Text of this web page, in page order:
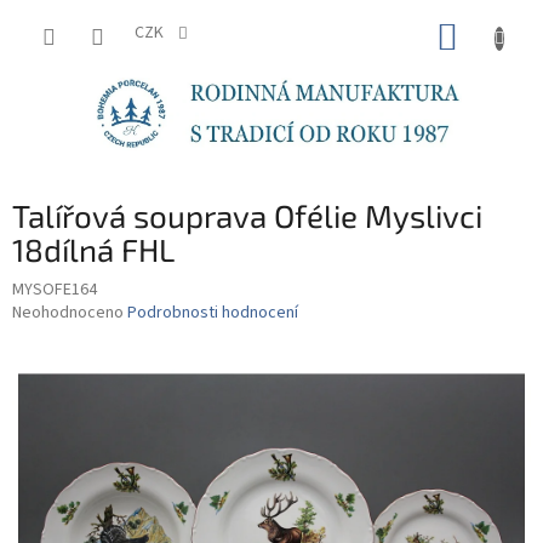
CZK
Talířová souprava Ofélie Myslivci
18dílná FHL
MYSOFE164
Průměrné
je
hvězdiček.
Neohodnoceno Podrobnosti hodnocení